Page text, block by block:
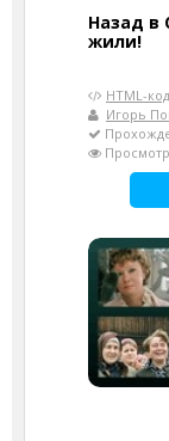
Назад в
жили!
HTML-код
Игорь